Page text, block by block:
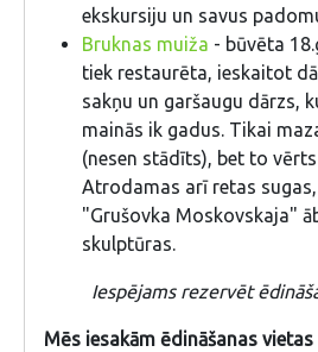
ekskursiju un savus
Bruknas muiža - būvēta
tiek restaurēta, ieskaitot
sakņu un garšaugu dārzs,
mainās ik gadus. Tikai
(nesen stādīts), bet to
Atrodamas arī retas
"Grušovka Moskovskaja"
skulptūras.
Iespējams rezervēt
Mēs iesakām ēdināšanas vietas